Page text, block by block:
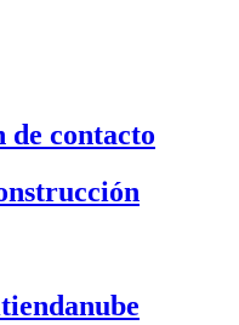
contacto